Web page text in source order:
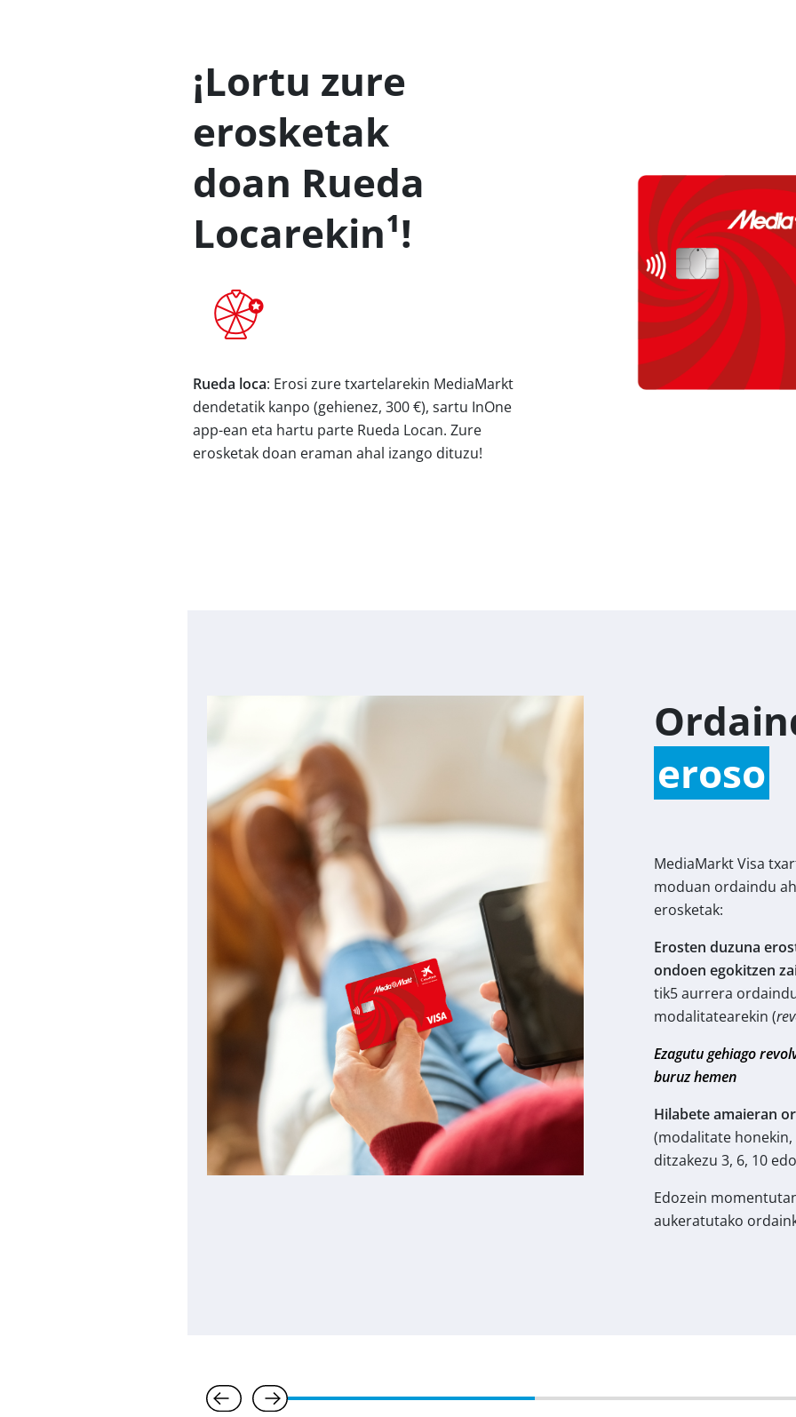
¡Lortu zure
erosketak
doan Rueda
Locarekin¹!
Rueda loca: Erosi zure txartelarekin MediaMarkt
dendetatik kanpo (gehienez, 300 €), sartu InOne
app-ean eta hartu parte Rueda Locan. Zure
erosketak doan eraman ahal izango dituzu!
eroso
MediaMarkt Visa
moduan ordaindu
erosketak:
Erosten duzuna
ondoen egokitzen
tik5 aurrera
modalitatearekin (
Ezagutu gehiago
buruz hemen
Hilabete amaieran
(modalitate
ditzakezu 3, 6, 10
Edozein
aukeratutako